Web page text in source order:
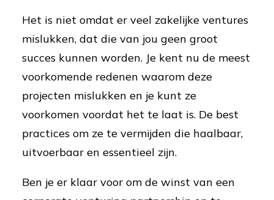
Het is niet omdat er veel zakelijke ventures
mislukken, dat die van jou geen groot
succes kunnen worden. Je kent nu de meest
voorkomende redenen waarom deze
projecten mislukken en je kunt ze
voorkomen voordat het te laat is. De best
practices om ze te vermijden die haalbaar,
uitvoerbaar en essentieel zijn.
Ben je er klaar voor om de winst van een